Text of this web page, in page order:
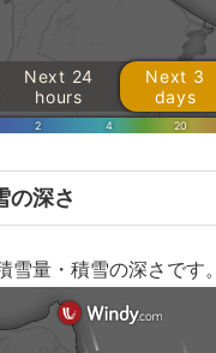
の深さ
雪量・積雪の深さです。